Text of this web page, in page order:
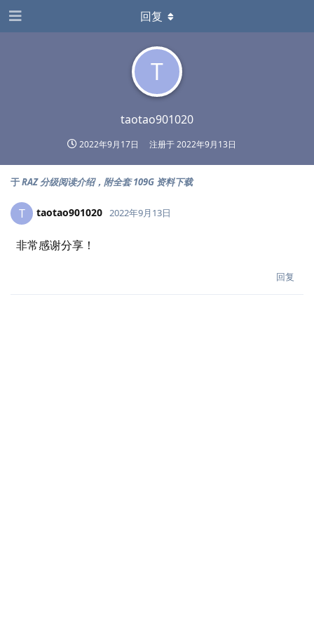
T
taotao901020
2022年9月17日 注册于2022年9月13日
回复
于RAZ 分级阅读介绍，附全套 109G 资料下载
T taotao901020 2022年9月13日
非常感谢分享！
回复